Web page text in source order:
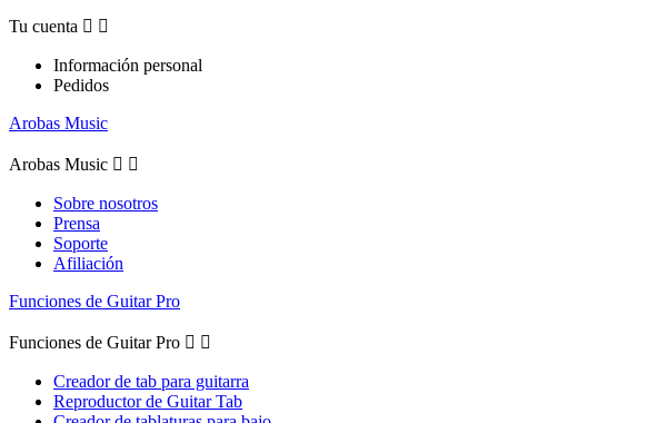
Tu cuenta  
Información personal
Pedidos
Arobas Music
Arobas Music  
Sobre nosotros
Prensa
Soporte
Afiliación
Funciones de Guitar Pro
Funciones de Guitar Pro  
Creador de tab para guitarra
Reproductor de Guitar Tab